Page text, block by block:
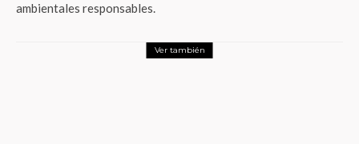
ambientales responsables.
Ver también